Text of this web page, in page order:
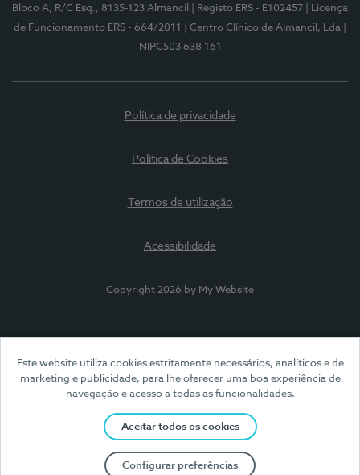
Este website utiliza cookies estritamente necessários, analíticos e de
marketing e publicidade, para lhe oferecer uma boa experiência de
navegação e acesso a todas as funcionalidades.
Aceitar todos os cookies
Configurar preferências
Bloco A, R/C Esq., 8135-123 Almancil
| Registo ERS - E102457
| Licença
de Funcionamento ERS - 664/2011
| Centro Clínico de Almancil, Lda
NIPC503 638 161
Política de privacidade
Política de Cookies
Termos de utilização
Acessibilidade
Copyright 2026 by My Website